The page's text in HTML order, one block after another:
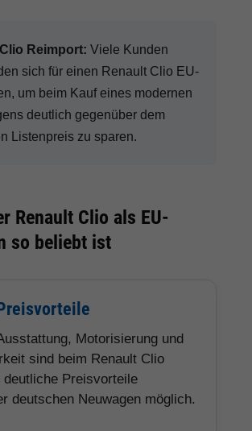
Reimport: Viele Kunden
sich für einen Renault Clio EU-
um beim Kauf eines modernen
deutlich gegenüber dem
Listenpreis zu sparen.
Renault Clio als EU-
so beliebt ist
Motorisierung und
sind beim Renault Clio
deutliche Preisvorteile
deutschen Neuwagen möglich.